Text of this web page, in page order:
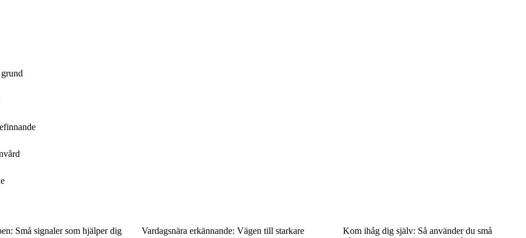
Små signaler som hjälper dig
Vardagsnära erkännande: Vägen till starkare
Kom ihåg dig själv: Så använder du små